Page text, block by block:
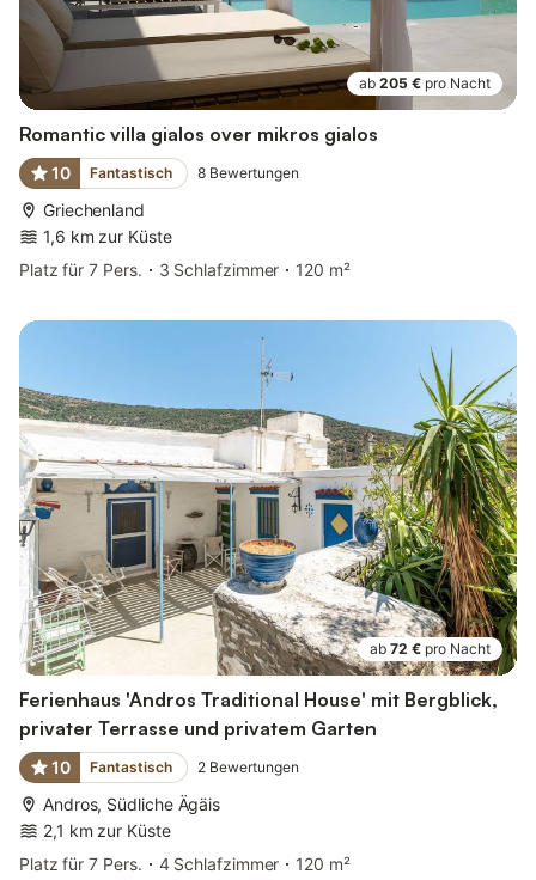
ab 205 € pro Nacht
Romantic villa gialos over mikros gialos
10 Fantastisch 8 Bewertungen
Griechenland
1,6 km zur Küste
Platz für 7 Pers.
3 Schlafzimmer 120 m²
ab 72 € pro Nacht
Ferienhaus 'Andros Traditional House' mit Bergblick,
privater Terrasse und privatem Garten
10 Fantastisch 2 Bewertungen
Andros, Südliche Ägäis
2,1 km zur Küste
Platz für 7 Pers.
4 Schlafzimmer 120 m²